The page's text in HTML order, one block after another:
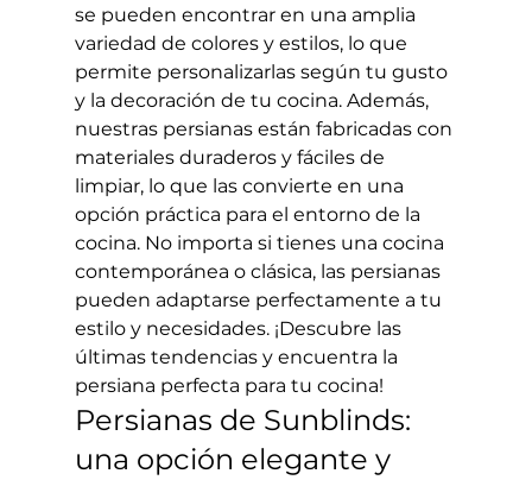
se pueden encontrar en una amplia
variedad de colores y estilos, lo que
permite personalizarlas según tu gusto
y la decoración de tu cocina. Además,
nuestras persianas están fabricadas con
materiales duraderos y fáciles de
limpiar, lo que las convierte en una
opción práctica para el entorno de la
cocina. No importa si tienes una cocina
contemporánea o clásica, las persianas
pueden adaptarse perfectamente a tu
estilo y necesidades. ¡Descubre las
últimas tendencias y encuentra la
persiana perfecta para tu cocina!
Persianas de Sunblinds:
una opción elegante y